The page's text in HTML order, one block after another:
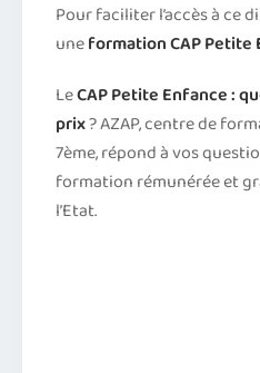
Pour faciliter l’accès à ce
uneformation CAP Petite
LeCAP Petite Enfance :
prix? AZAP, centre de
7ème, répond à vos
formation rémunérée et
l’Etat.